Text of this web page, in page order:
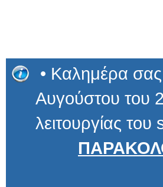
• Καλημέρα
Αυγούστου του
λειτουργίας